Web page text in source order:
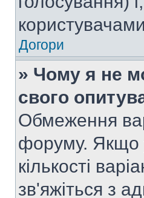
Догори
» Чому я не
свого
Обмеження
форуму. Якщо
кількості
зв'яжіться з